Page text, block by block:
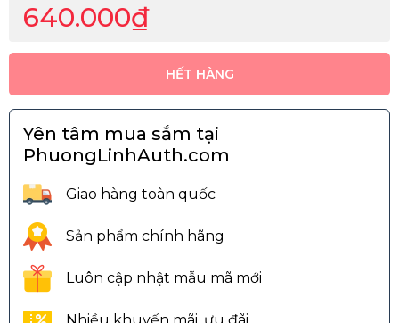
640.000₫
HẾT HÀNG
Yên tâm mua sắm tại
PhuongLinhAuth.com
Giao hàng toàn quốc
Sản phẩm chính hãng
Luôn cập nhật mẫu mã mới